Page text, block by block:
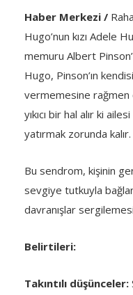
Haber Merkezi /
Hugo’nun kızı Adele
memuru Albert
Hugo, Pinson’ın
vermemesine rağmen
yıkıcı bir hal alır ki
yatırmak zorunda kalır.
Bu sendrom, kişinin
sevgiye tutkuyla
davranışlar
Belirtileri:
Takıntılı düşünceler: